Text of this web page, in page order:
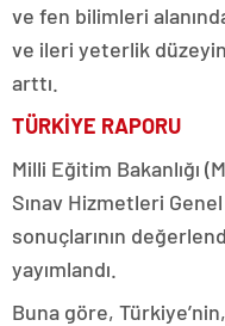
ve fen bilimleri
ve ileri yeterlik
arttı.
TÜRKİYE RAPORU
Milli Eğitim Bakanlığı
Sınav Hizmetleri
sonuçlarının
yayımlandı.
Buna göre,